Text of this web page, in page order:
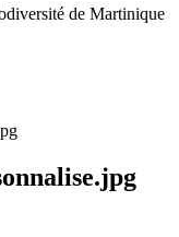
de Martinique